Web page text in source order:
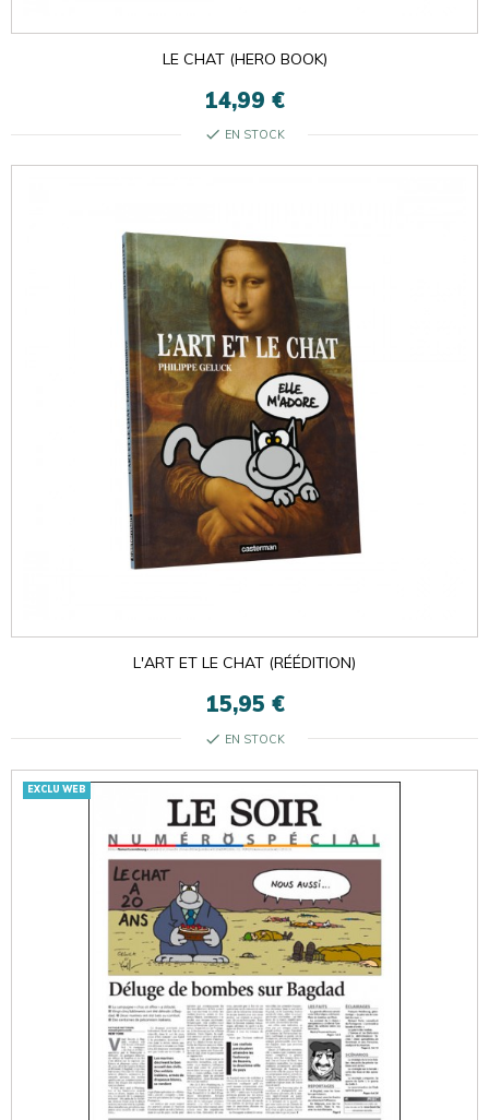
LE CHAT (HERO BOOK)
14,99 €
check EN STOCK
L'ART ET LE CHAT (RÉÉDITION)
15,95 €
check EN STOCK
EXCLU WEB